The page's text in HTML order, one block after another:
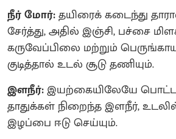
நீர் மோர்:தயிரைக் கடைந்து
சேர்த்து, அதில் இஞ்சி, பச்சை
கருவேப்பிலை மற்றும்
குடித்தால் உடல் சூடு தணியும்.
இளநீர்:இயற்கையிலேயே
தாதுக்கள் நிறைந்த இளநீர்,
இழப்பை ஈடு செய்யும்.